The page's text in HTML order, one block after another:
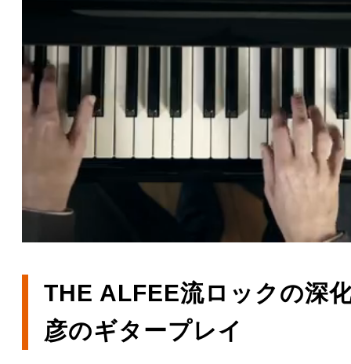
THE ALFEE流ロックの深
彦のギタープレイ